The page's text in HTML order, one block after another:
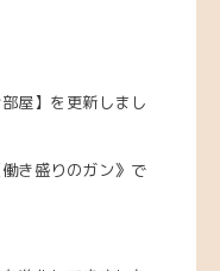
屋】を更新しまし
働き盛りのガン》で